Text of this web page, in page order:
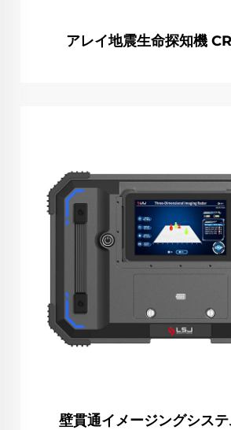
アレイ地震生命探知機
壁貫通イメージングシス